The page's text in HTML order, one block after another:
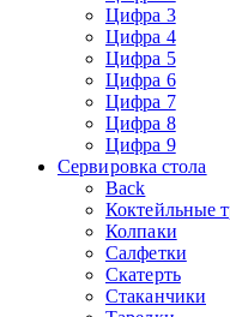
Цифра 3
Цифра 4
Цифра 5
Цифра 6
Цифра 7
Цифра 8
Цифра 9
Сервировка стола
Back
Коктейльные
Колпаки
Салфетки
Скатерть
Стаканчики